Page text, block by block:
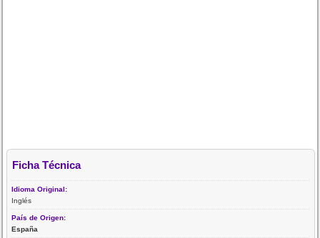
Ficha Técnica
Idioma Original:
Inglés
País de Origen:
España